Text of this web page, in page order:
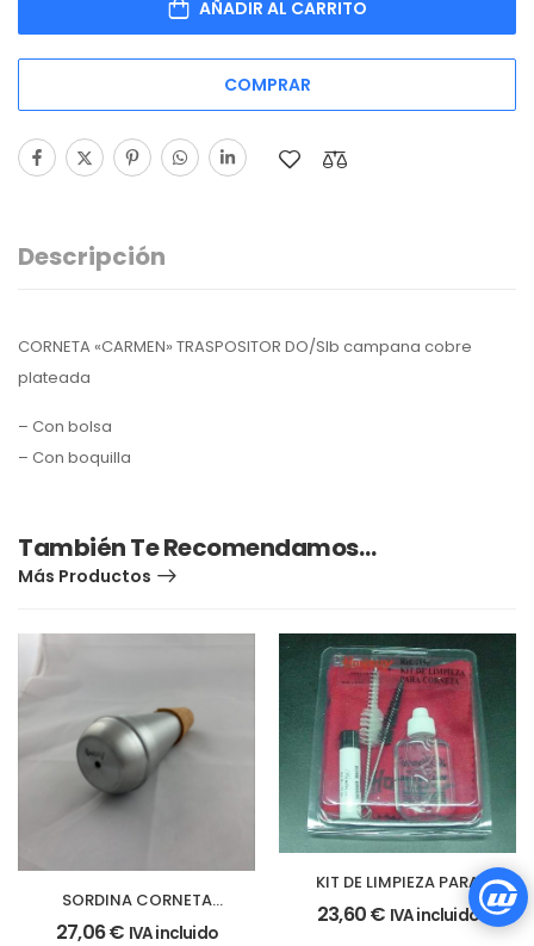
AÑADIR AL CARRITO
COMPRAR
Descripción
CORNETA «CARMEN» TRASPOSITOR DO/SIb campana cobre
plateada
– Con bolsa
– Con boquilla
También Te Recomendamos…
Más Productos
SORDINA CORNETA
ESTUDIO ALUMINIO
27,06€ IVA incluido
KIT DE LIMPIEZA PARA
CORNETA
23,60€ IVA incluido